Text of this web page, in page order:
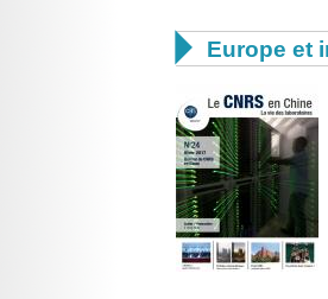
 Europe et